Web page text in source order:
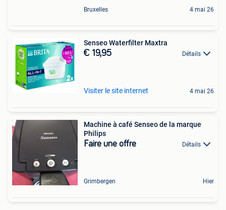
Bruxelles 4 mai 26
Senseo Waterfilter Maxtra
€ 19,95 Détails
Visiter le site internet 4 mai 26
Machine à café Senseo de la marque
Philips
Faire une offre Détails
Grimbergen Hier